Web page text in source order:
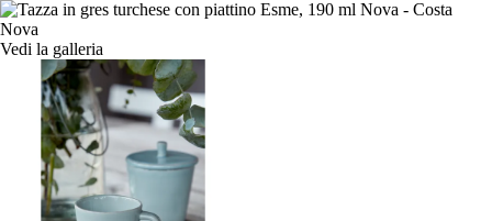
Vedi la galleria